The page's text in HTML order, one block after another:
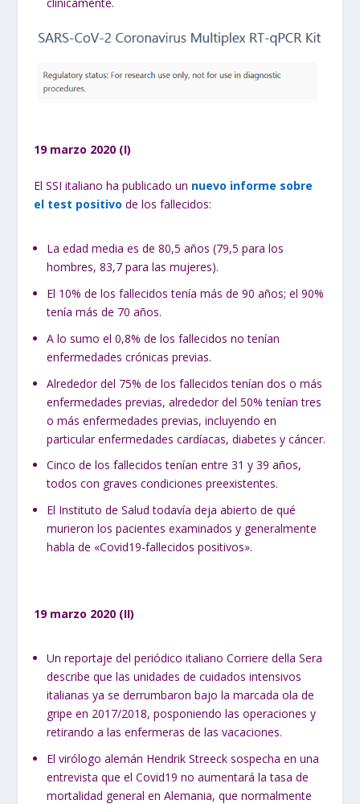
19 marzo 2020 (I)
El SSI italiano ha publicado un nuevo informe sobre
el test positivo de los fallecidos:
La edad media es de 80,5 años (79,5 para los
hombres, 83,7 para las mujeres).
El 10% de los fallecidos tenía más de 90 años; el 90%
tenía más de 70 años.
A lo sumo el 0,8% de los fallecidos no tenían
enfermedades crónicas previas.
Alrededor del 75% de los fallecidos tenían dos o más
enfermedades previas, alrededor del 50% tenían tres
o más enfermedades previas, incluyendo en
particular enfermedades cardíacas, diabetes y cáncer.
Cinco de los fallecidos tenían entre 31 y 39 años,
todos con graves condiciones preexistentes.
El Instituto de Salud todavía deja abierto de qué
murieron los pacientes examinados y generalmente
habla de «Covid19-fallecidos positivos».
19 marzo 2020 (II)
Un reportaje del periódico italiano Corriere della Sera
describe que las unidades de cuidados intensivos
italianas ya se derrumbaron bajo la marcada ola de
gripe en 2017/2018, posponiendo las operaciones y
retirando a las enfermeras de las vacaciones.
El virólogo alemán Hendrik Streeck sospecha en una
entrevista que el Covid19 no aumentará la tasa de
mortalidad general en Alemania, que normalmente